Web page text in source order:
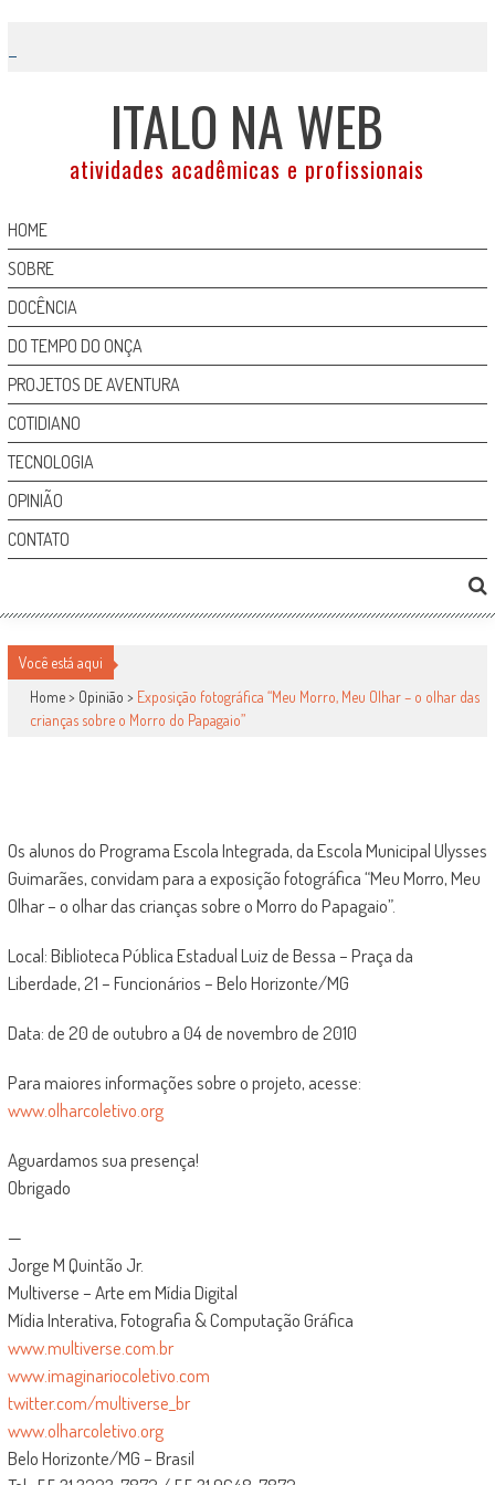
content
ITALO NA WEB
atividades acadêmicas e profissionais
HOME
SOBRE
DOCÊNCIA
DO TEMPO DO ONÇA
PROJETOS DE AVENTURA
COTIDIANO
TECNOLOGIA
OPINIÃO
CONTATO
Você está aqui
Home > Opinião > Exposição fotográfica “Meu Morro, Meu Olhar – o olhar das
crianças sobre o Morro do Papagaio”
EXPOSIÇÃO FOTOGRÁFICA “MEU MORRO, MEU
OLHAR – O OLHAR DAS CRIANÇAS SOBRE O
MORRO DO PAPAGAIO”
Opinião por -24 de outubro de 2010
Os alunos do Programa Escola Integrada, da Escola Municipal Ulysses
Guimarães, convidam para a exposição fotográfica “Meu Morro, Meu
Olhar – o olhar das crianças sobre o Morro do Papagaio”.
Local: Biblioteca Pública Estadual Luiz de Bessa – Praça da
Liberdade, 21 – Funcionários – Belo Horizonte/MG
Data: de 20 de outubro a 04 de novembro de 2010
Para maiores informações sobre o projeto, acesse:
www.olharcoletivo.org
Aguardamos sua presença!
Obrigado
—
Jorge M Quintão Jr.
Multiverse – Arte em Mídia Digital
Mídia Interativa, Fotografia & Computação Gráfica
www.multiverse.com.br
www.imaginariocoletivo.com
twitter.com/multiverse_br
www.olharcoletivo.org
Belo Horizonte/MG – Brasil